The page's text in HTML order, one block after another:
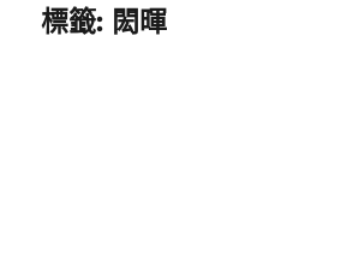
標籤: 閎暉